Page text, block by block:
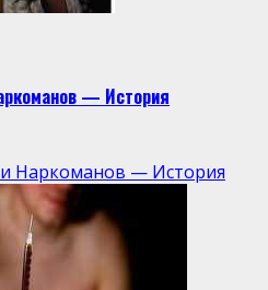
— История
Наркоманов — История